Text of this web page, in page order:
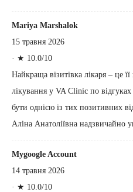
Mariya Marshalok
15 травня 2026
· ★ 10.0/10
Найкраща візитівка лікаря – це
лікування у VA Clinic по
бути однією із тих позитивних
Аліна Анатоліївна надзвичайно
Mygoogle Account
14 травня 2026
· ★ 10.0/10